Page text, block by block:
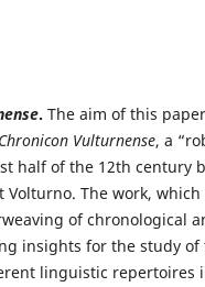
. The aim of this
Chronicon Vulturnense, a
half of the 12th century
Volturno. The work, which
of chronological
insights for the study of
linguistic repertoires